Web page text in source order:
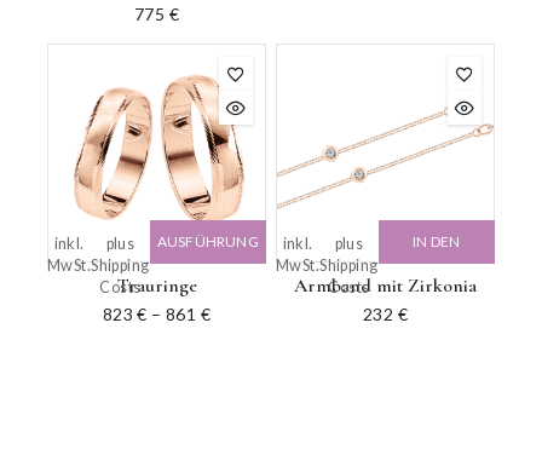
775 €
Trauringe
823€ –861 €
inkl.
MwSt.
plus
Shipping
Costs
AUSFÜHRUNG
Armband mit Zirkonia
232 €
inkl.
MwSt.
plus
Shipping
Costs
IN DEN